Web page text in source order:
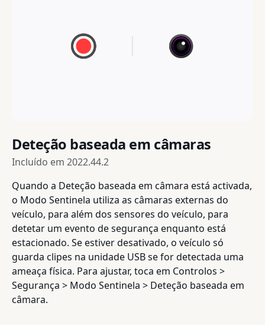
Deteção baseada em câmaras
Incluído em 2022.44.2
Quando a Deteção baseada em câmara está activada,
o Modo Sentinela utiliza as câmaras externas do
veículo, para além dos sensores do veículo, para
detetar um evento de segurança enquanto está
estacionado. Se estiver desativado, o veículo só
guarda clipes na unidade USB se for detectada uma
ameaça física. Para ajustar, toca em Controlos >
Segurança > Modo Sentinela > Deteção baseada em
câmara.